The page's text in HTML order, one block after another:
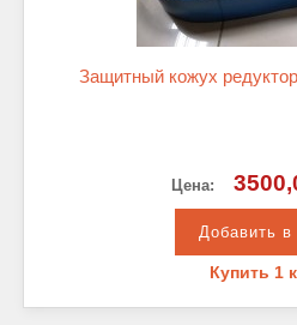
Защитный кожух
Цена:
Купить 1